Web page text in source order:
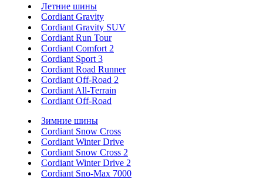
Летние шины
Cordiant Gravity
Cordiant Gravity SUV
Cordiant Run Tour
Cordiant Comfort 2
Cordiant Sport 3
Cordiant Road Runner
Cordiant Off-Road 2
Cordiant All-Terrain
Cordiant Off-Road
Зимние шины
Cordiant Snow Cross
Cordiant Winter Drive
Cordiant Snow Cross 2
Cordiant Winter Drive 2
Cordiant Sno-Max 7000